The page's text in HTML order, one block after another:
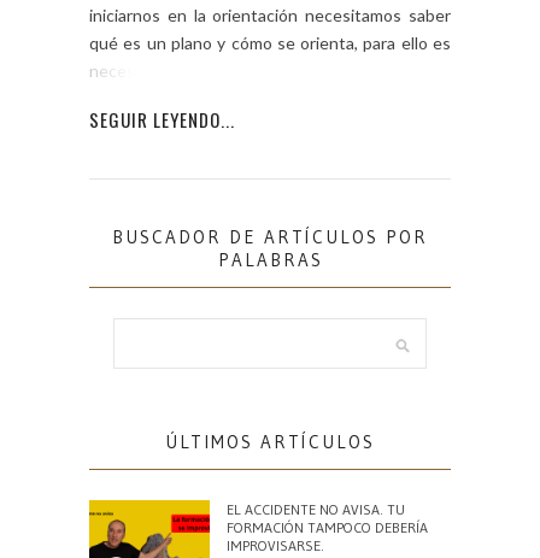
iniciarnos en la orientación necesitamos saber
qué es un plano y cómo se orienta, para ello es
necesario […]
SEGUIR LEYENDO...
BUSCADOR DE ARTÍCULOS POR
PALABRAS
ÚLTIMOS ARTÍCULOS
EL ACCIDENTE NO AVISA. TU
FORMACIÓN TAMPOCO DEBERÍA
IMPROVISARSE.